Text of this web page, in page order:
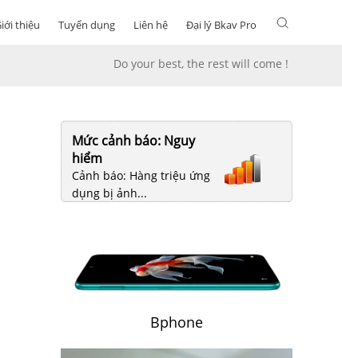
thiệu Tuyển dụng Liên hệ Đại lý Bkav Pro
Do your best, the rest will come !
Mức cảnh báo: Nguy
hiểm
Cảnh báo: Hàng triệu ứng
dụng bị ảnh...
Bphone